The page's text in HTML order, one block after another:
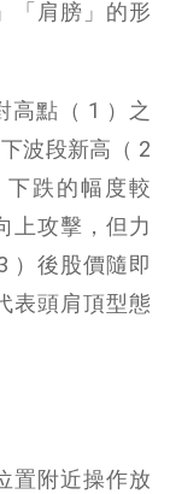
「肩膀」的形
高點（ 1 ）之
波段新高（ 2
下跌的幅度較
上攻擊，但力
）後股價隨即
表頭肩頂型態
置附近操作放